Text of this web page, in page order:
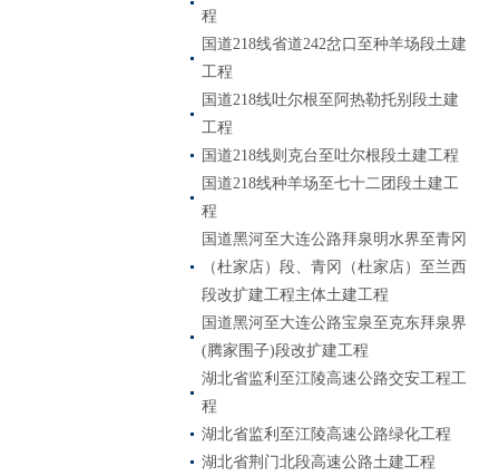
程
国道218线省道242岔口至种羊场段土建
工程
国道218线吐尔根至阿热勒托别段土建
工程
国道218线则克台至吐尔根段土建工程
国道218线种羊场至七十二团段土建工
程
国道黑河至大连公路拜泉明水界至青冈
（杜家店）段、青冈（杜家店）至兰西
段改扩建工程主体土建工程
国道黑河至大连公路宝泉至克东拜泉界
(腾家围子)段改扩建工程
湖北省监利至江陵高速公路交安工程工
程
湖北省监利至江陵高速公路绿化工程
湖北省荆门北段高速公路土建工程